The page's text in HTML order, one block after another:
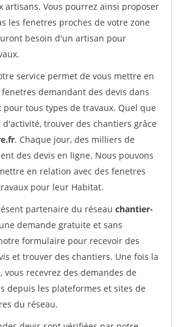
artisans. Vous pourrez ainsi proposer
les fenetres proches de votre zone
besoin d'un artisan pour
service permet de vous mettre en
demandant des devis dans
pour tous types de travaux. Quel que
trouver des chantiers grâce
. Chaque jour, des milliers de
des devis en ligne. Nous pouvons
en relation avec des fenetres
pour leur Habitat.
partenaire du réseau chantier-
demande gratuite et sans
formulaire pour recevoir des
et trouver des chantiers. Une fois la
vous recevrez des demandes de
depuis les plateformes et sites de
du réseau.